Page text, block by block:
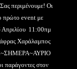
περιμένουμε! Οι
πρώτο event με
11:00πμ
Χαράλαμπος
παράγοντες στον